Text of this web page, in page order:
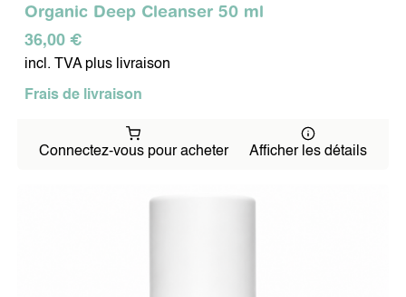
Organic Deep Cleanser 50 ml
36,00 €
incl. TVA plus livraison
Frais de livraison
Connectez-vous pour acheter Afficher les détails